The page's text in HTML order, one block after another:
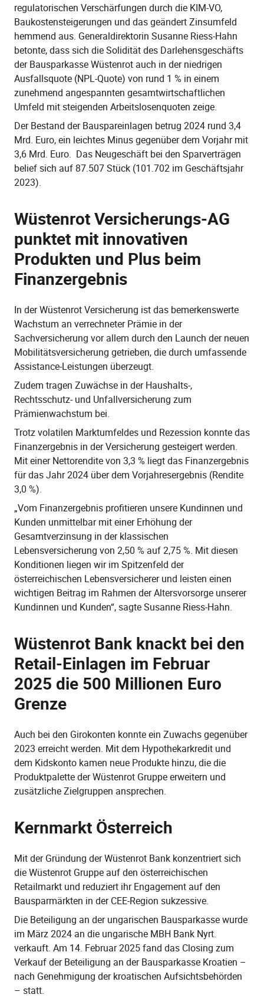
regulatorischen Verschärfungen durch die KIM-VO,
Baukostensteigerungen und das geändert Zinsumfeld
hemmend aus. Generaldirektorin Susanne Riess-Hahn
betonte, dass sich die Solidität des Darlehensgeschäfts
der Bausparkasse Wüstenrot auch in der niedrigen
Ausfallsquote (NPL-Quote) von rund 1 % in einem
zunehmend angespannten gesamtwirtschaftlichen
Umfeld mit steigenden Arbeitslosenquoten zeige.
Der Bestand der Bauspareinlagen betrug 2024 rund 3,4
Mrd. Euro, ein leichtes Minus gegenüber dem Vorjahr mit
3,6 Mrd. Euro. Das Neugeschäft bei den Sparverträgen
belief sich auf 87.507 Stück (101.702 im Geschäftsjahr
2023).
Wüstenrot Versicherungs-AG
punktet mit innovativen
Produkten und Plus beim
Finanzergebnis
In der Wüstenrot Versicherung ist das bemerkenswerte
Wachstum an verrechneter Prämie in der
Sachversicherung vor allem durch den Launch der neuen
Mobilitätsversicherung getrieben, die durch umfassende
Assistance-Leistungen überzeugt.
Zudem tragen Zuwächse in der Haushalts-,
Rechtsschutz- und Unfallversicherung zum
Prämienwachstum bei.
Trotz volatilen Marktumfeldes und Rezession konnte das
Finanzergebnis in der Versicherung gesteigert werden.
Mit einer Nettorendite von 3,3 % liegt das Finanzergebnis
für das Jahr 2024 über dem Vorjahresergebnis (Rendite
3,0 %).
„Vom Finanzergebnis profitieren unsere Kundinnen und
Kunden unmittelbar mit einer Erhöhung der
Gesamtverzinsung in der klassischen
Lebensversicherung von 2,50 % auf 2,75 %. Mit diesen
Konditionen liegen wir im Spitzenfeld der
österreichischen Lebensversicherer und leisten einen
wichtigen Beitrag im Rahmen der Altersvorsorge unserer
Kundinnen und Kunden“, sagte Susanne Riess-Hahn.
Wüstenrot Bank knackt bei den
Retail-Einlagen im Februar
2025 die 500 Millionen Euro
Grenze
Auch bei den Girokonten konnte ein Zuwachs gegenüber
2023 erreicht werden. Mit dem Hypothekarkredit und
dem Kidskonto kamen neue Produkte hinzu, die die
Produktpalette der Wüstenrot Gruppe erweitern und
zusätzliche Zielgruppen ansprechen.
Kernmarkt Österreich
Mit der Gründung der Wüstenrot Bank konzentriert sich
die Wüstenrot Gruppe auf den österreichischen
Retailmarkt und reduziert ihr Engagement auf den
Bausparmärkten in der CEE-Region sukzessive.
Die Beteiligung an der ungarischen Bausparkasse wurde
im März 2024 an die ungarische MBH Bank Nyrt.
verkauft. Am 14. Februar 2025 fand das Closing zum
Verkauf der Beteiligung an der Bausparkasse Kroatien –
nach Genehmigung der kroatischen Aufsichtsbehörden
– statt.